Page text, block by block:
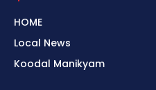
HOME
Local News
Koodal Manikyam